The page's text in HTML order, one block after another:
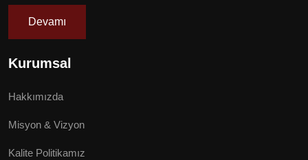
Devamı
Kurumsal
Hakkımızda
Misyon & Vizyon
Kalite Politikamız